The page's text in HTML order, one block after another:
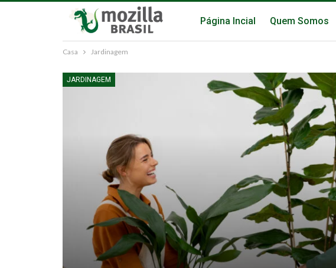
Página Incial Quem Somos
Casa Jardinagem
JARDINAGEM